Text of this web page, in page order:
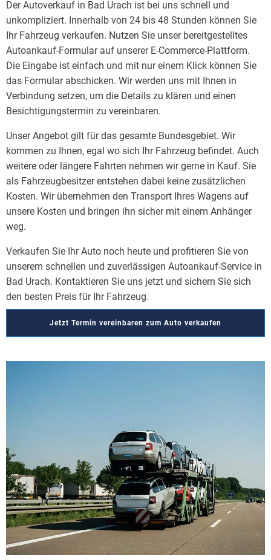
Der Autoverkauf in Bad Urach ist bei uns schnell und
unkompliziert. Innerhalb von 24 bis 48 Stunden können Sie
Ihr Fahrzeug verkaufen. Nutzen Sie unser bereitgestelltes
Autoankauf-Formular auf unserer E-Commerce-Plattform.
Die Eingabe ist einfach und mit nur einem Klick können Sie
das Formular abschicken. Wir werden uns mit Ihnen in
Verbindung setzen, um die Details zu klären und einen
Besichtigungstermin zu vereinbaren.
Unser Angebot gilt für das gesamte Bundesgebiet. Wir
kommen zu Ihnen, egal wo sich Ihr Fahrzeug befindet. Auch
weitere oder längere Fahrten nehmen wir gerne in Kauf. Sie
als Fahrzeugbesitzer entstehen dabei keine zusätzlichen
Kosten. Wir übernehmen den Transport Ihres Wagens auf
unsere Kosten und bringen ihn sicher mit einem Anhänger
weg.
Verkaufen Sie Ihr Auto noch heute und profitieren Sie von
unserem schnellen und zuverlässigen Autoankauf-Service in
Bad Urach. Kontaktieren Sie uns jetzt und sichern Sie sich
den besten Preis für Ihr Fahrzeug.
Jetzt Termin vereinbaren zum Auto verkaufen